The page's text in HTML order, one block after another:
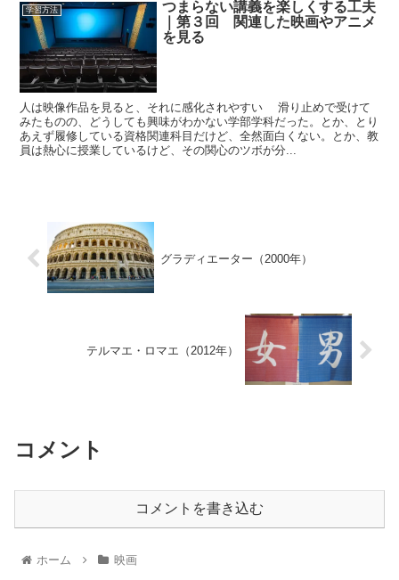
学習方法
つまらない講義を楽しくする工夫
｜第３回 関連した映画やアニメ
を見る
人は映像作品を見ると、それに感化されやすい 滑り止めで受けて
みたものの、どうしても興味がわかない学部学科だった。とか、とり
あえず履修している資格関連科目だけど、全然面白くない。とか、教
員は熱心に授業しているけど、その関心のツボが分...
グラディエーター（2000年）
テルマエ・ロマエ（2012年）
コメント
コメントを書き込む
ホーム 映画